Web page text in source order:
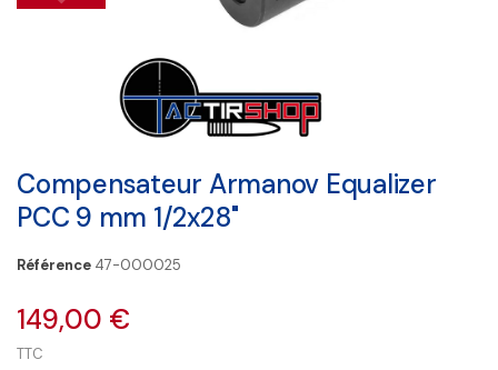
Compensateur Armanov Equalizer
PCC 9 mm 1/2x28"
Référence 47-000025
149,00 €
TTC